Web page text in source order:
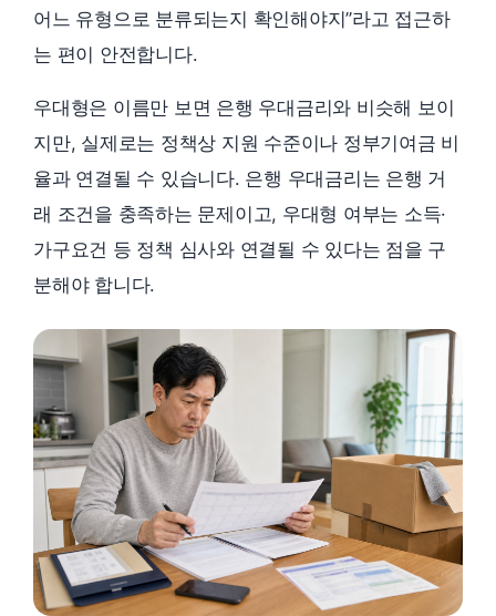
어느 유형으로 분류되는지 확인해야지”라고 접근하
는 편이 안전합니다.
우대형은 이름만 보면 은행 우대금리와 비슷해 보이
지만, 실제로는 정책상 지원 수준이나 정부기여금 비
율과 연결될 수 있습니다. 은행 우대금리는 은행 거
래 조건을 충족하는 문제이고, 우대형 여부는 소득·
가구요건 등 정책 심사와 연결될 수 있다는 점을 구
분해야 합니다.